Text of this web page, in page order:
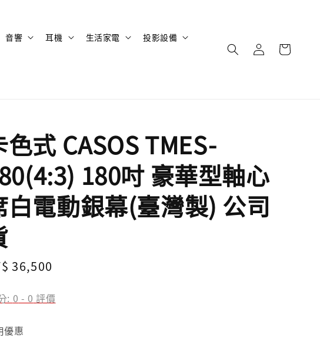
音響 耳機 生活家電 投影設備
色式 CASOS TMES-
180吋 豪華型軸心
白電動銀幕(臺灣製) 公司
36,500
: 0 - 0 評價
優惠